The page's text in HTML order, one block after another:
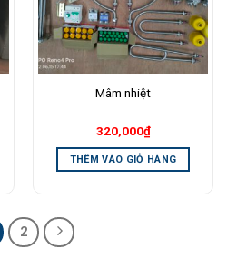
Mâm nhiệt
320,000₫
THÊM VÀO GIỎ HÀNG
2